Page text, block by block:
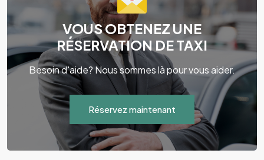
VOUS OBTENEZ UNE
RÉSERVATION DE TAXI
Besoin d'aide? Nous sommes là pour vous aider.
Réservez maintenant